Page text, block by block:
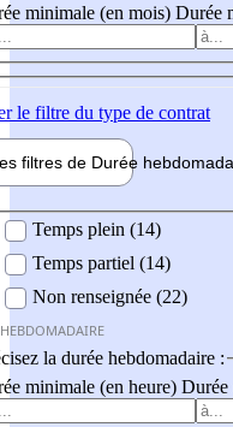
minimale (en mois) Durée
le filtre du type de contrat
filtres de Durée hebdo
Temps plein (14)
Temps partiel (14)
Non renseignée (22)
la durée hebdomadaire :
minimale (en heure) Durée